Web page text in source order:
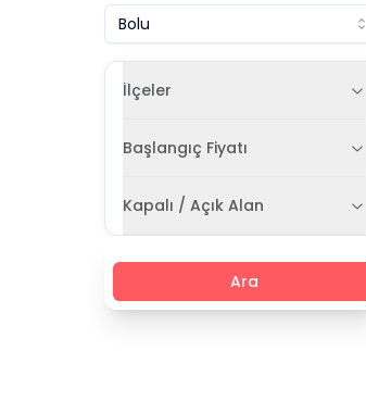
Bolu
İlçeler
Başlangıç Fiyatı
Kapalı / Açık Alan
Ara